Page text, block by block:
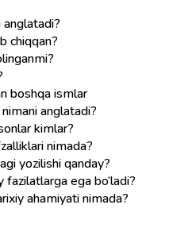
anglatadi?
chiqqan?
boshqa ismlar
anglatadi?
kimlar?
nimada?
yozilishi qanday?
ega bo‘ladi?
ahamiyati nimada?